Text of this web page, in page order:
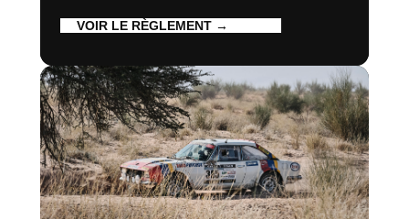
VOIR LE RÈGLEMENT →